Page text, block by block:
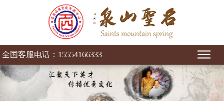
全国客服电话：15554166333